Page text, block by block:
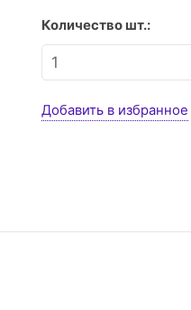
Количество шт.:
Добавить в избранное